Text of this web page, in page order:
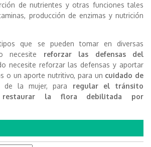
de nutrientes y otras funciones tales
producción de enzimas y nutrición
que se pueden tomar en diversas
necesite reforzar las defensas del
necesite reforzar las defensas y aportar
o un aporte nutritivo, para un cuidado de
de la mujer, para regular el tránsito
restaurar la flora debilitada por